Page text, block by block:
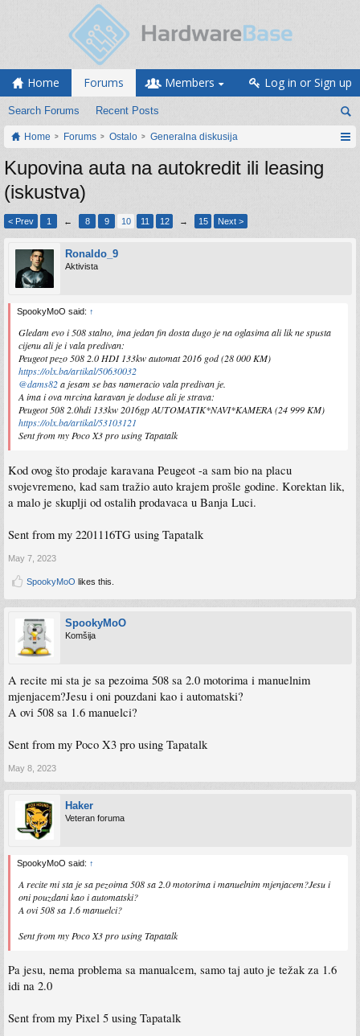
Home Forums
Search Forums Recent Posts
Members Log in or Sign up
Home Forums Ostalo Generalna diskusija
Kupovina auta na autokredit ili leasing
(iskustva)
< Prev 1 ← 8 9 10 11 12 → 15 Next >
Ronaldo_9
Aktivista
SpookyMoO said: ↑
Gledam evo i 508 stalno, ima jedan fin dosta dugo je na oglasima ali lik ne spusta
cijenu ali je i vala predivan:
Peugeot pezo 508 2.0 HDI 133kw automat 2016 god (28 000 KM)
https://olx.ba/artikal/50630032
@dams82a jesam se bas nameracio vala predivan je.
A ima i ova mrcina karavan je doduse ali je strava:
Peugeot 508 2.0hdi 133kw 2016gp AUTOMATIK*NAVI*KAMERA (24 999 KM)
https://olx.ba/artikal/53103121
Sent from my Poco X3 pro using Tapatalk
Kod ovog što prodaje karavana Peugeot -a sam bio na placu
svojevremeno, kad sam tražio auto krajem prošle godine. Korektan lik,
a malo je skuplji od ostalih prodavaca u Banja Luci.
Sent from my 2201116TG using Tapatalk
May 7, 2023
SpookyMoO likes this.
SpookyMoO
Komšija
A recite mi sta je sa pezoima 508 sa 2.0 motorima i manuelnim
mjenjacem?Jesu i oni pouzdani kao i automatski?
A ovi 508 sa 1.6 manuelci?
Sent from my Poco X3 pro using Tapatalk
May 8, 2023
Haker
Veteran foruma
SpookyMoO said: ↑
A recite mi sta je sa pezoima 508 sa 2.0 motorima i manuelnim mjenjacem?Jesu i
oni pouzdani kao i automatski?
A ovi 508 sa 1.6 manuelci?
Sent from my Poco X3 pro using Tapatalk
Pa jesu, nema problema sa manualcem, samo taj auto je težak za 1.6
idi na 2.0
Sent from my Pixel 5 using Tapatalk